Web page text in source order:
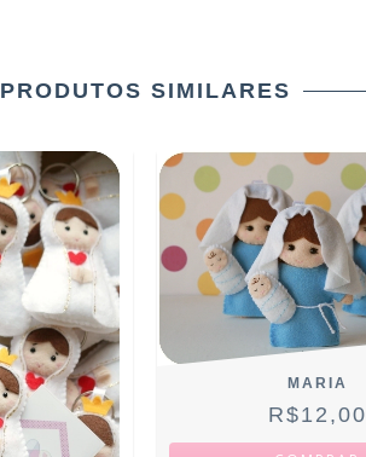
PRODUTOS SIMILARES
MARIA
R$12,00